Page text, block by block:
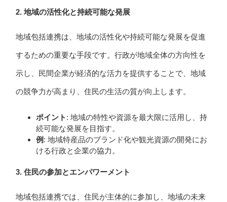
2. 地域の活性化と持続可能な発展
地域包括連携は、地域の活性化や持続可能な発展を促進
するための重要な手段です。行政が地域全体の方向性を
示し、民間企業が経済的な活力を提供することで、地域
の競争力が高まり、住民の生活の質が向上します。
ポイント : 地域の特性や資源を最大限に活用し、持
続可能な発展を目指す。
例 : 地域特産品のブランド化や観光資源の開発にお
ける行政と企業の協力。
3. 住民の参加とエンパワーメント
地域包括連携では、住民が主体的に参加し、地域の未来